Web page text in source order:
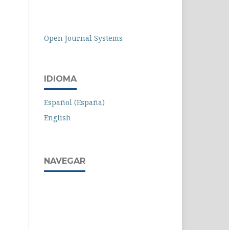
Open Journal Systems
IDIOMA
Español (España)
English
NAVEGAR